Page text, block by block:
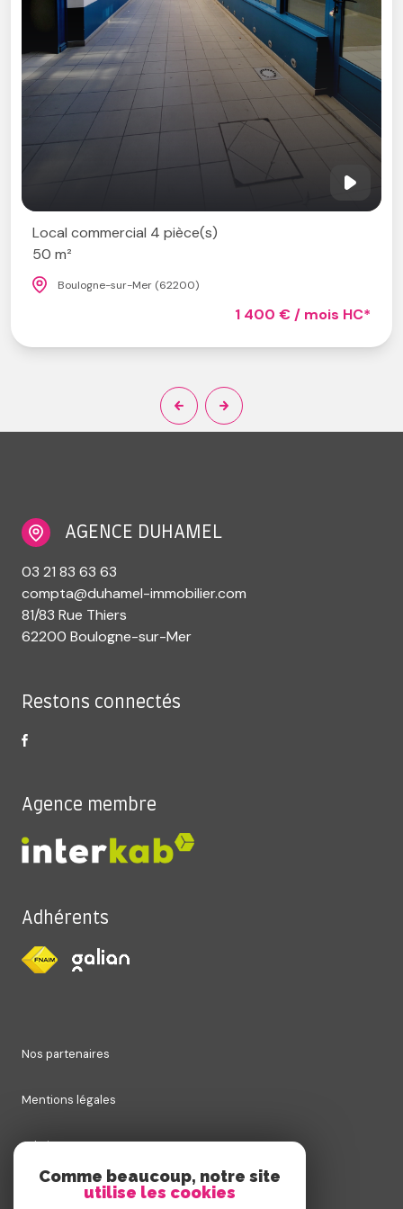
4 pièce(s)
Mer (62200)
1 400 € / mois HC*
Local
AGENCE DUHAMEL
03 21 83 63 63
compta@duhamel-immobilier.com
81/83 Rue Thiers
62200 Boulogne-sur-Mer
Restons connectés
Agence membre
Adhérents
nos partenaires
mentions légales
admin
nos honoraires
Comme beaucoup, notre site
utilise les cookies